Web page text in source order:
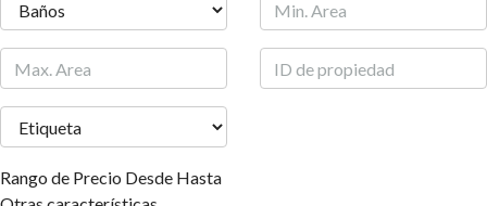
Rango de Precio Desde Hasta